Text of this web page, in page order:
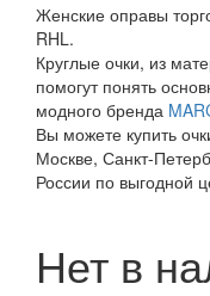
Женские оправы
RHL.
Круглые очки, из
помогут понять
модного бренда
Вы можете купить
Москве, Санкт-
России по выгодной
Нет в